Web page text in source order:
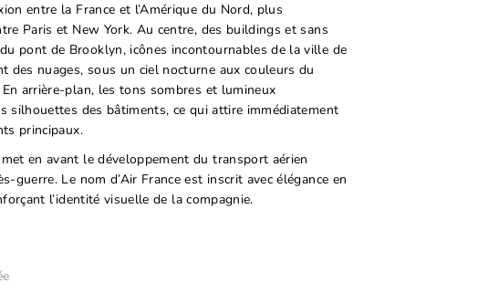
entre la France et l’Amérique du Nord, plus
Paris et New York. Au centre, des buildings et sans
pont de Brooklyn, icônes incontournables de la ville de
des nuages, sous un ciel nocturne aux couleurs du
En arrière-plan, les tons sombres et lumineux
silhouettes des bâtiments, ce qui attire immédiatement
principaux.
en avant le développement du transport aérien
guerre. Le nom d’Air France est inscrit avec élégance en
l’identité visuelle de la compagnie.